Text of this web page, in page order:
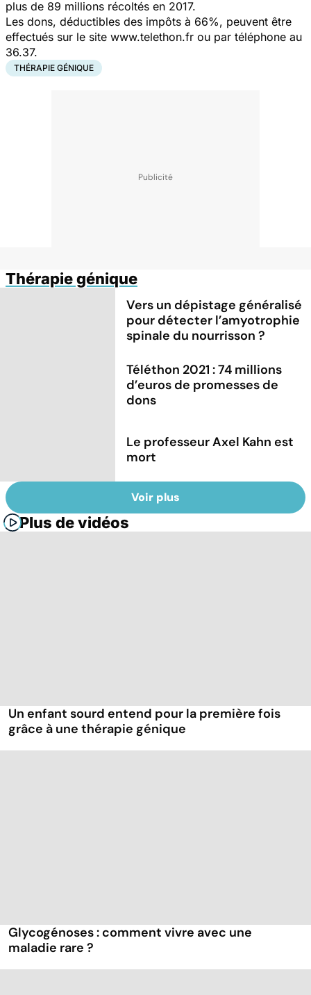
plus de 89 millions récoltés en 2017.
Les dons, déductibles des impôts à 66%, peuvent être
effectués sur le site www.telethon.fr ou par téléphone au
36.37.
THÉRAPIE GÉNIQUE
Thérapie génique
Vers un dépistage généralisé
pour détecter l’amyotrophie
spinale du nourrisson ?
Téléthon 2021 : 74 millions
d’euros de promesses de
dons
Le professeur Axel Kahn est
mort
Voir plus
Plus de vidéos
Un enfant sourd entend pour la première fois
grâce à une thérapie génique
Glycogénoses : comment vivre avec une
maladie rare ?